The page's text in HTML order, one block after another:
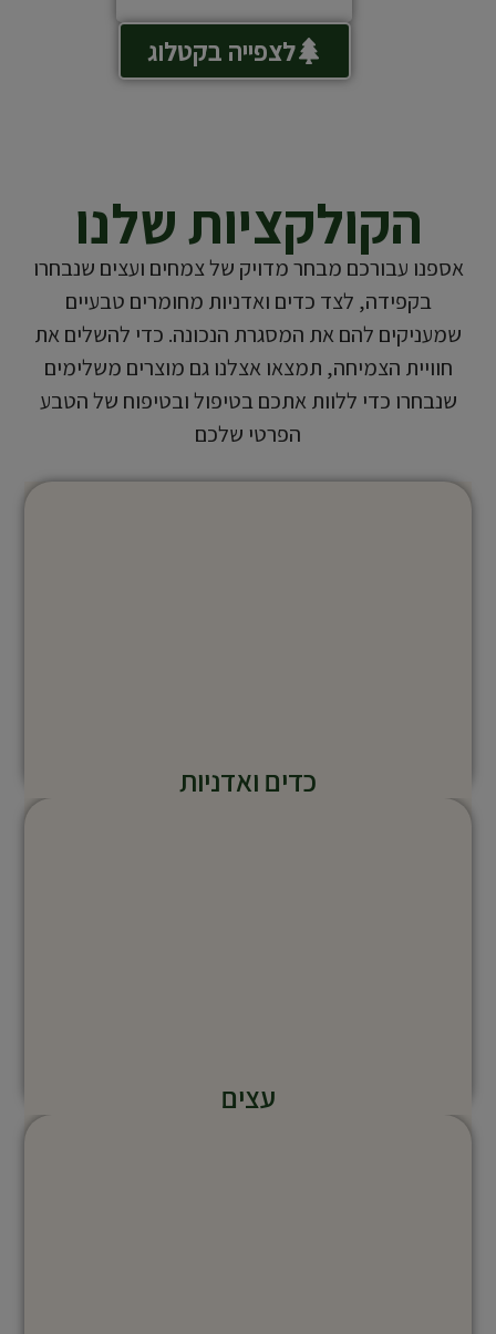
לצפייה בקטלוג
הקולקציות שלנו
אספנו עבורכם מבחר מדויק של צמחים ועצים שנבחרו
בקפידה, לצד כדים ואדניות מחומרים טבעיים
שמעניקים להם את המסגרת הנכונה. כדי להשלים את
חוויית הצמיחה, תמצאו אצלנו גם מוצרים משלימים
שנבחרו כדי ללוות אתכם בטיפול ובטיפוח של הטבע
הפרטי שלכם
כדים ואדניות
עצים